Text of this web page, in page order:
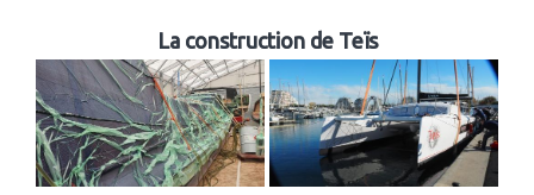
La construction de Teïs